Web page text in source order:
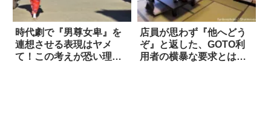
時代劇で『男尊女卑』を
連想させる表現はヤメ
て！この考えが恐い理由
店員が思わず『他へどう
ぞ』と返した、GOTO利
用者の横暴な要求とは…